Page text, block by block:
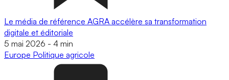
Le média de référence AGRA accélère sa transformation
digitale et éditoriale
5 mai 2026 - 4 min
Europe Politique agricole